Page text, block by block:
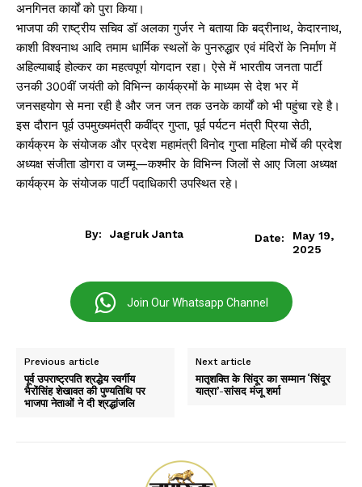
अनगिनत कार्यों को पुरा किया।
भाजपा की राष्ट्रीय सचिव डॉ अलका गुर्जर ने बताया कि बद्रीनाथ, केदारनाथ,
काशी विश्वनाथ आदि तमाम धार्मिक स्थलों के पुनरुद्धार एवं मंदिरों के निर्माण में
अहिल्याबाई होल्कर का महत्वपूर्ण योगदान रहा। ऐसे में भारतीय जनता पार्टी
उनकी 300वीं जयंती को विभिन्न कार्यक्रमों के माध्यम से देश भर में
जनसहयोग से मना रही है और जन जन तक उनके कार्यों को भी पहुंचा रहे है।
इस दौरान पूर्व उपमुख्यमंत्री कवींद्र गुप्ता, पूर्व पर्यटन मंत्री प्रिया सेठी,
कार्यक्रम के संयोजक और प्रदेश महामंत्री विनोद गुप्ता महिला मोर्चे की प्रदेश
अध्यक्ष संजीता डोगरा व जम्मू—कश्मीर के विभिन्न जिलों से आए जिला अध्यक्ष
कार्यक्रम के संयोजक पार्टी पदाधिकारी उपस्थित रहे।
By: Jagruk Janta Date:
May 19,
2025
Join Our Whatsapp Channel
Previous article
पूर्व उपराष्ट्रपति श्रद्धेय स्वर्गीय
भैरोंसिंह शेखावत की पुण्यतिथि पर
भाजपा नेताओं ने दी श्रद्धांजलि
Next article
मातृशक्ति के सिंदूर का सम्मान ‘सिंदूर
यात्रा’-सांसद मंजू शर्मा